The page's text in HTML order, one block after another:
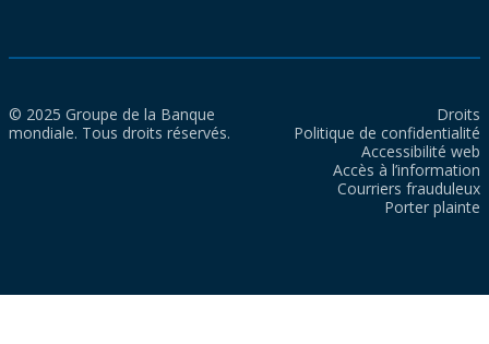
© 2025 Groupe de la Banque
mondiale. Tous droits réservés.
Droits
Politique de confidentialité
Accessibilité web
Accès à l’information
Courriers frauduleux
Porter plainte